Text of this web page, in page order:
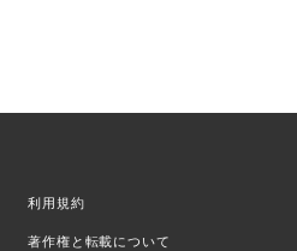
利用規約
著作権と転載について